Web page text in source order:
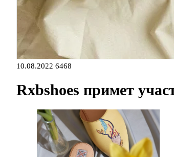
10.08.2022 6468
Rxbshoes примет